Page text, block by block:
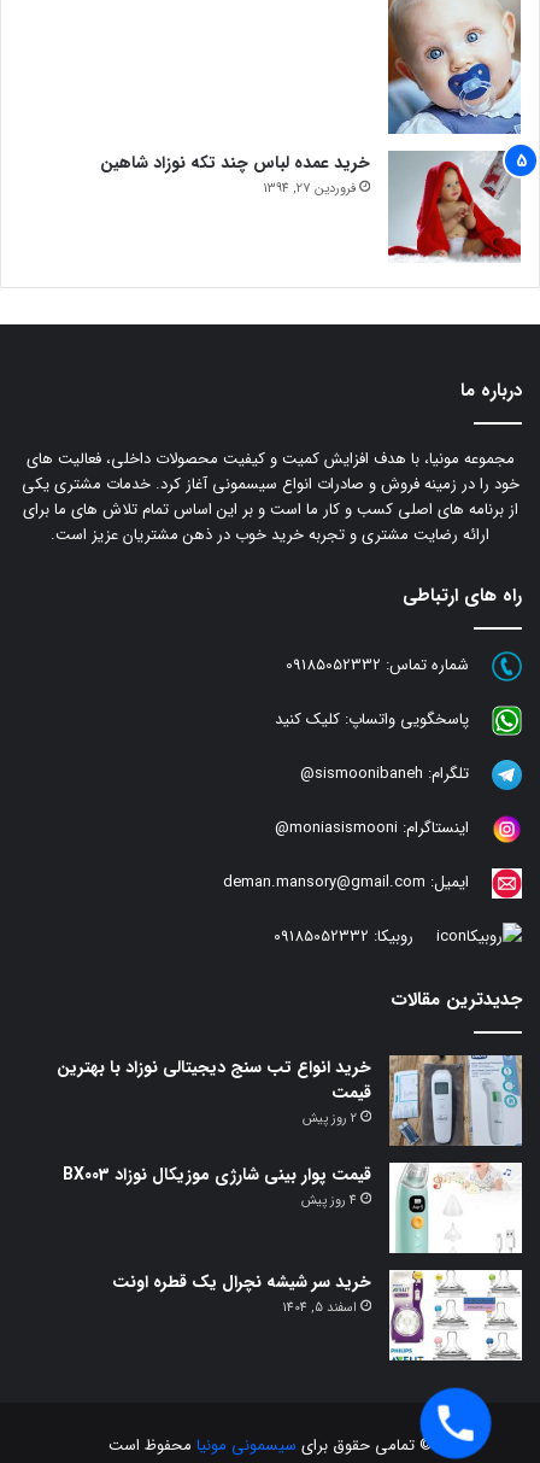
خرید عمده لباس چند تکه نوزاد شاهین
فروردین 27, 1394
درباره ما
مجموعه مونیا، با هدف افزایش کمیت و کیفیت محصولات داخلی، فعالیت های
خود را در زمینه فروش و صادرات انواع سیسمونی آغاز کرد. خدمات مشتری یکی
از برنامه های اصلی کسب و کار ما است و بر این اساس تمام تلاش های ما برای
ارائه رضایت مشتری و تجربه خرید خوب در ذهن مشتریان عزیز است.
راه های ارتباطی
شماره تماس: 09185052332
پاسخگویی واتساپ: کلیک کنید
تلگرام: sismoonibaneh@
اینستاگرام: moniasismooni@
ایمیل: deman.mansory@gmail.com
روبیکا: 09185052332
جدیدترین مقالات
خرید انواع تب سنج دیجیتالی نوزاد با بهترین
قیمت
2 روز پیش
قیمت پوار بینی شارژی موزیکال نوزاد BX003
4 روز پیش
خرید سر شیشه نچرال یک قطره اونت
اسفند 5, 1404
© تمامی حقوق برای سیسمونی مونیا محفوظ است